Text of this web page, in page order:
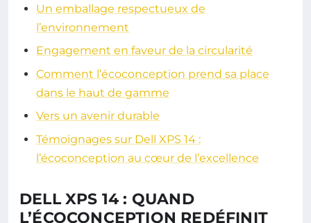
Un emballage respectueux de
l’environnement
Engagement en faveur de la circularité
Comment l’écoconception prend sa place
dans le haut de gamme
Vers un avenir durable
Témoignages sur Dell XPS 14 :
l’écoconception au cœur de l’excellence
DELL XPS 14 : QUAND
L’ÉCOCONCEPTION REDÉFINIT